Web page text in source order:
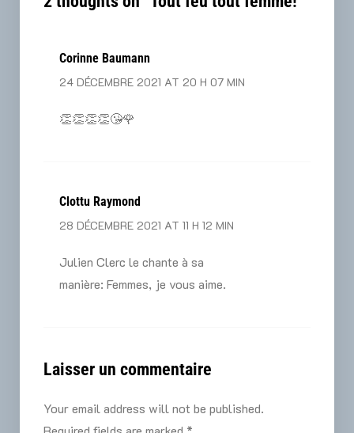
Corinne Baumann
24 DÉCEMBRE 2021 AT 20 H 07 MIN
👏👏👏👏😘🌹
Clottu Raymond
28 DÉCEMBRE 2021 AT 11 H 12 MIN
Julien Clerc le chante à sa
manière: Femmes, je vous aime.
Laisser un commentaire
Your email address will not be published.